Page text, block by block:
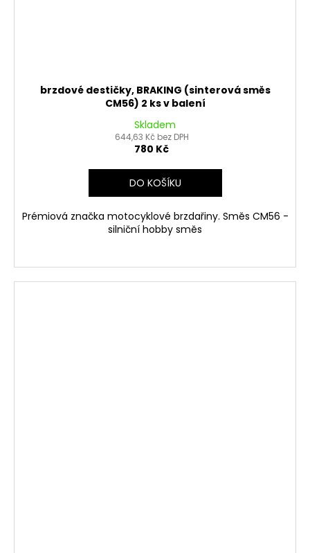
brzdové destičky, BRAKING (sinterová směs
CM56) 2 ks v balení
Skladem
644,63 Kč bez DPH
780 Kč
DO KOŠÍKU
Prémiová značka motocyklové brzdařiny. Směs CM56 -
silniční hobby směs